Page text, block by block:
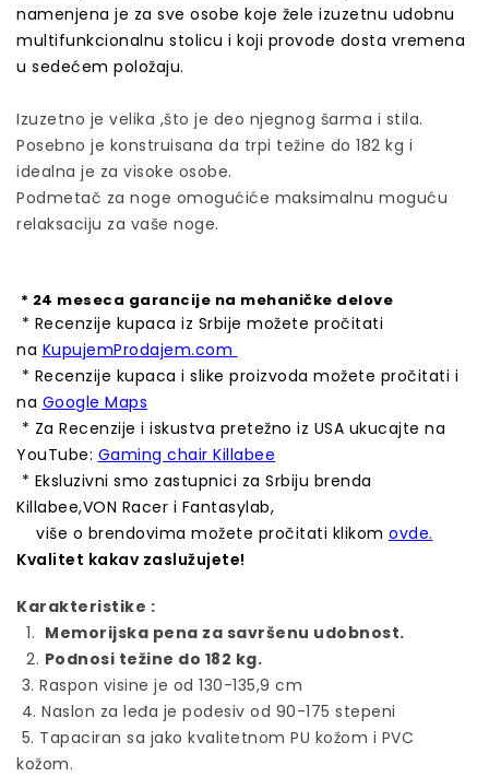
namenjena je za sve osobe koje žele izuzetnu udobnu
multifunkcionalnu stolicu i koji provode dosta vremena
u sedećem položaju.
Izuzetno je velika ,što je deo njegnog šarma i stila.
Posebno je konstruisana da trpi težine do 182 kg i
idealna je za visoke osobe.
Podmetač za noge omogućiće maksimalnu moguću
relaksaciju za vaše noge.
* 24 meseca garancije na mehaničke delove
* Recenzije kupaca iz Srbije možete pročitati
na KupujemProdajem.com
* Recenzije kupaca i slike proizvoda možete pročitati i
na Google Maps
* Za Recenzije i iskustva pretežno iz USA ukucajte na
YouTube: Gaming chair Killabee
* Eksluzivni smo zastupnici za Srbiju brenda
Killabee,VON Racer i Fantasylab,
više o brendovima možete pročitati klikom ovde.
Kvalitet kakav zaslužujete!
Karakteristike :
1. Memorijska pena za savršenu udobnost.
2. Podnosi težine do 182 kg.
3. Raspon visine je od 130-135,9 cm
4. Naslon za leđa je podesiv od 90-175 stepeni
5. Tapaciran sa jako kvalitetnom PU kožom i PVC
kožom.